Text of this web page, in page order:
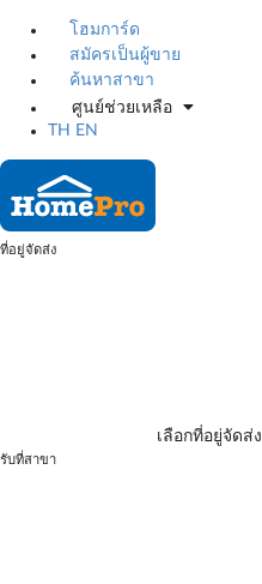
โฮมการ์ด
สมัครเป็นผู้ขาย
ค้นหาสาขา
ศูนย์ช่วยเหลือ
TH
EN
ที่อยู่จัดส่ง
เลือกที่อยู่จัดส่ง
รับที่สาขา